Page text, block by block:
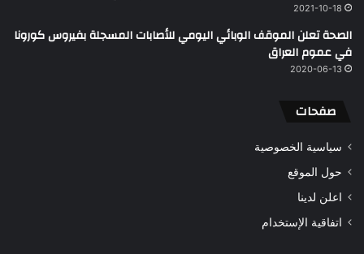
2021-10-18
الصحة تعلن الموقف الوبائي اليومي للأصابات المسجلة بفيروس كورونا
في عموم العراق
2020-06-13
صفحات
سياسية الخصوصية
حول الموقع
اعلن لدينا
اتفاقية الإستخدام